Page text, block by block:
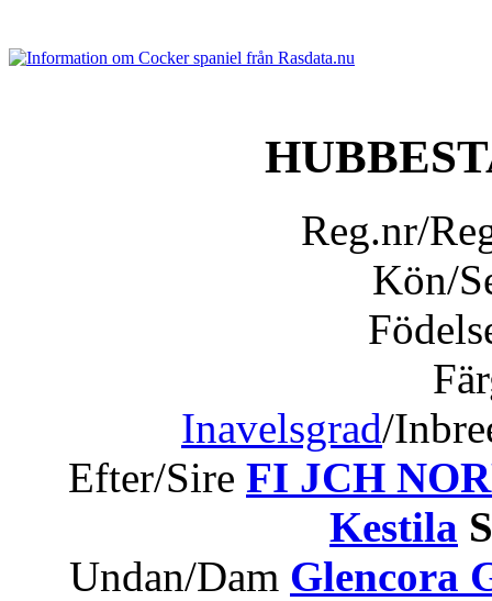
Reg.nr/
Kön/
Inavelsgrad/
Efter/Sire FI JCH
Kestila
Undan/Dam Glencora